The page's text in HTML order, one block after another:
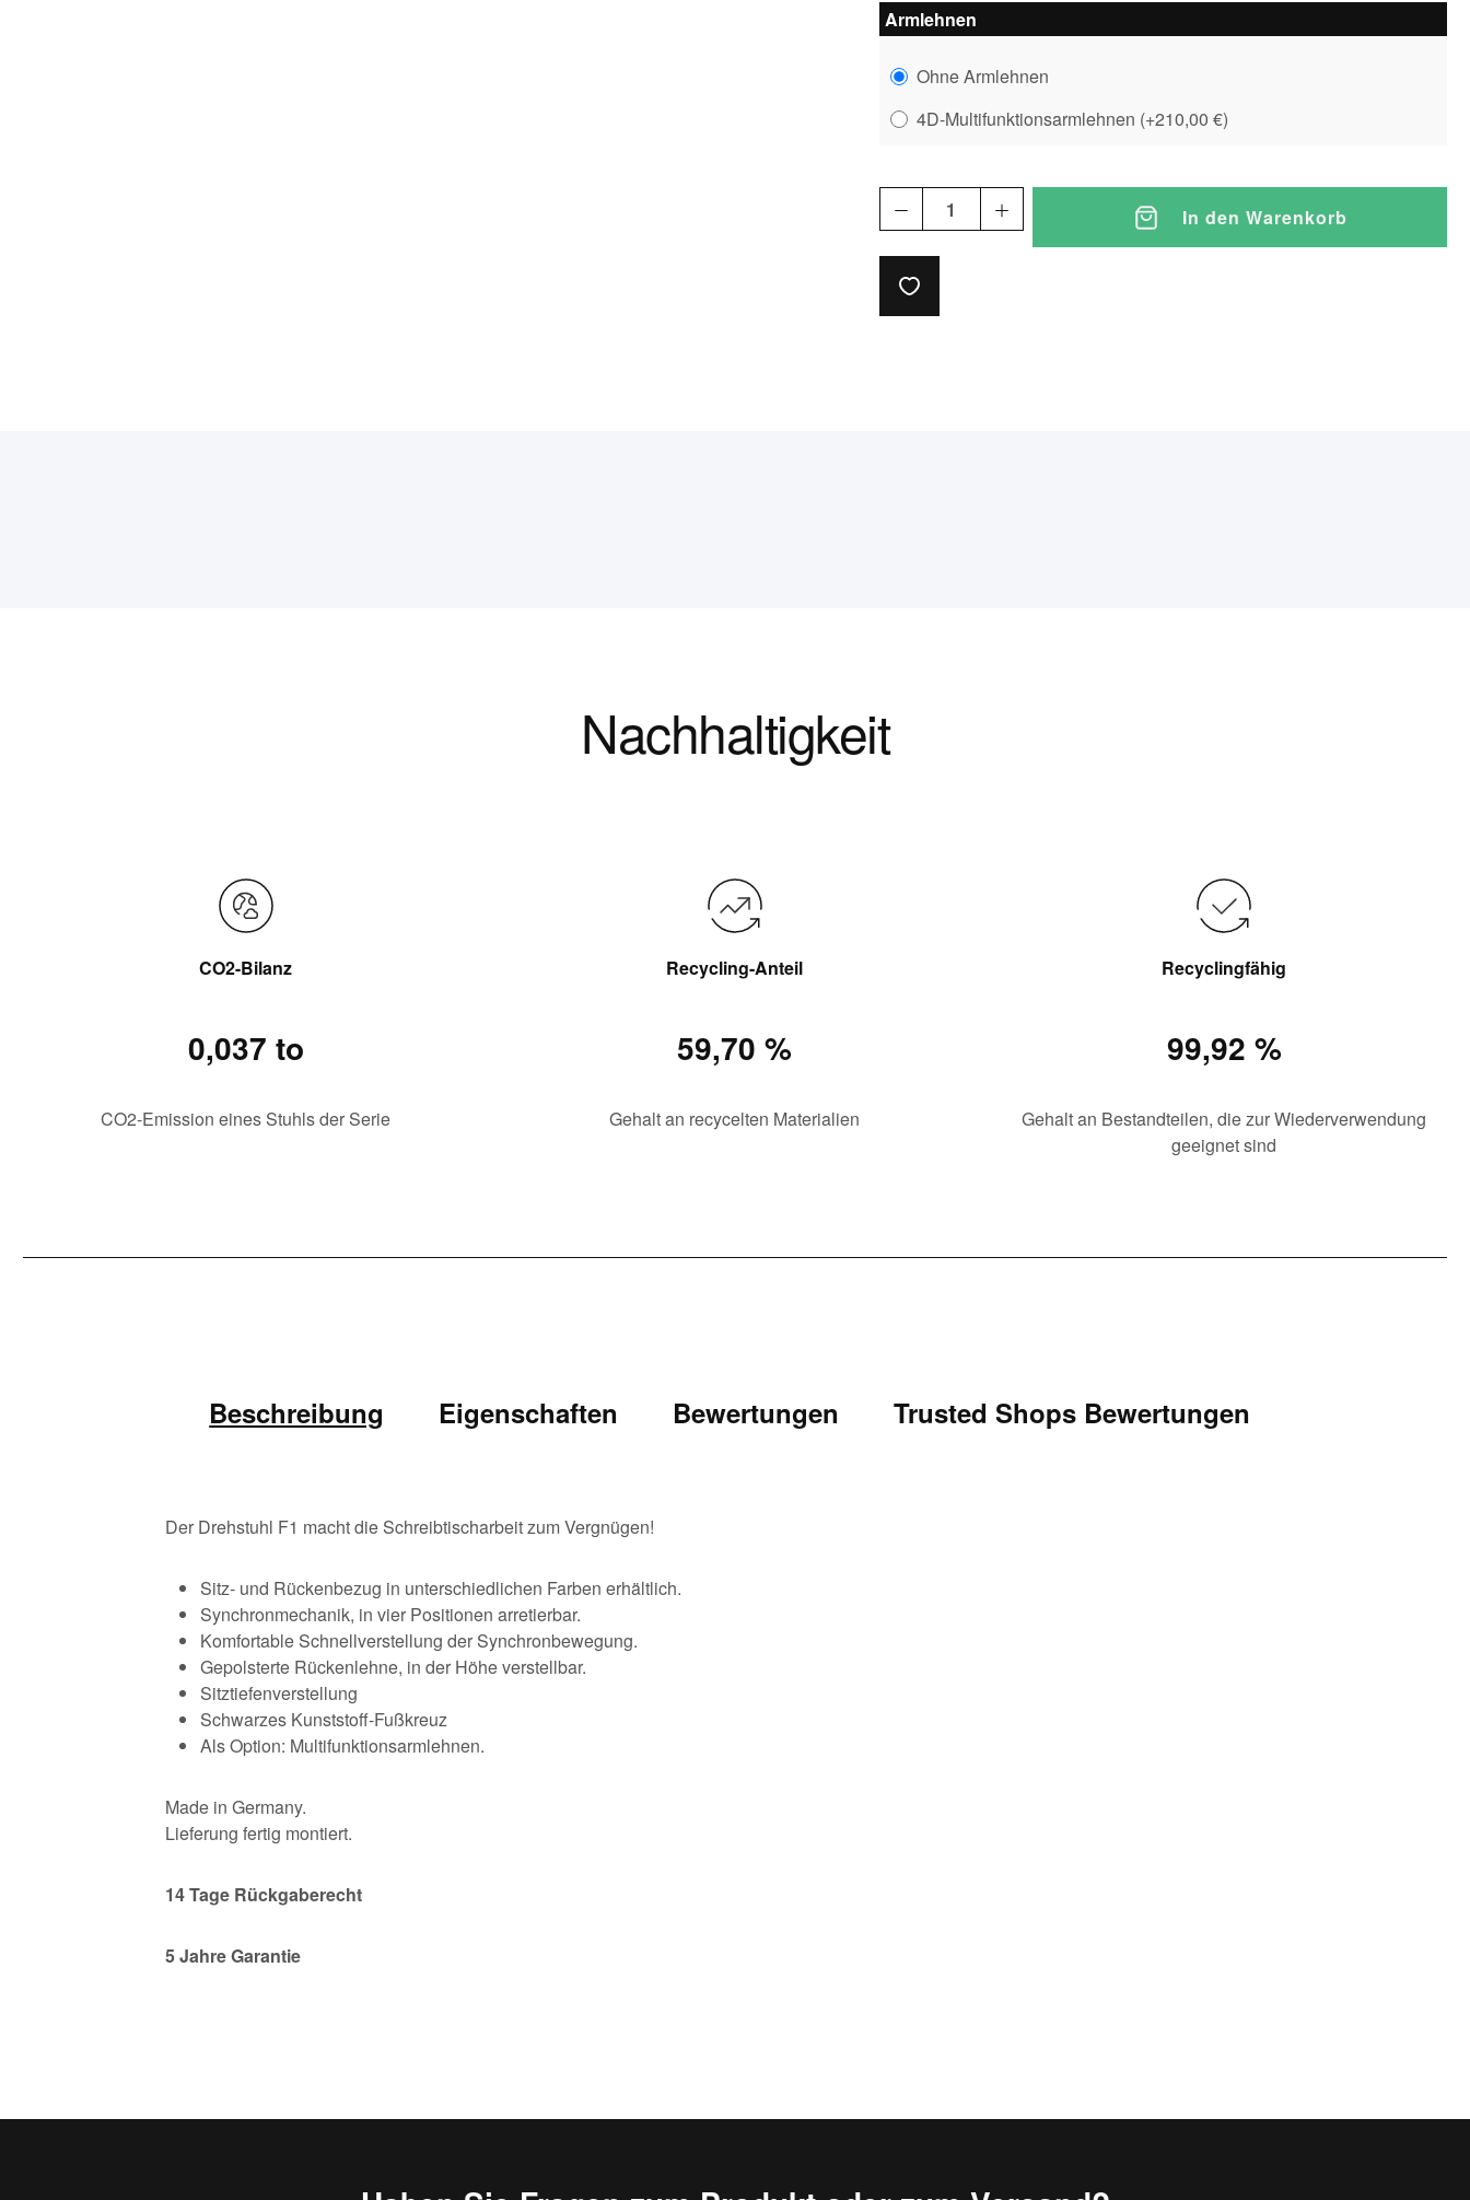
Armlehnen
Ohne Armlehnen
4D-Multifunktionsarmlehnen (+210,00 €)
In den Warenkorb
Nachhaltigkeit
CO2-Bilanz
0,037 to
CO2-Emission eines Stuhls der Serie
Recycling-Anteil
59,70 %
Gehalt an recycelten Materialien
Recyclingfähig
99,92 %
Gehalt an Bestandteilen, die zur Wiederverwendung
geeignet sind
Beschreibung Eigenschaften Bewertungen Trusted Shops Bewertungen
Der Drehstuhl F1 macht die Schreibtischarbeit zum Vergnügen!
Sitz- und Rückenbezug in unterschiedlichen Farben erhältlich.
Synchronmechanik, in vier Positionen arretierbar.
Komfortable Schnellverstellung der Synchronbewegung.
Gepolsterte Rückenlehne, in der Höhe verstellbar.
Sitztiefenverstellung
Schwarzes Kunststoff-Fußkreuz
Als Option: Multifunktionsarmlehnen.
Made in Germany.
Lieferung fertig montiert.
14Tage Rückgaberecht
5 Jahre Garantie